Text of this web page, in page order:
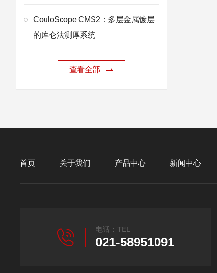
CouloScope CMS2：多层金属镀层
的库仑法测厚系统
查看全部
首页 关于我们 产品中心 新闻中心
电话：TEL
021-58951091